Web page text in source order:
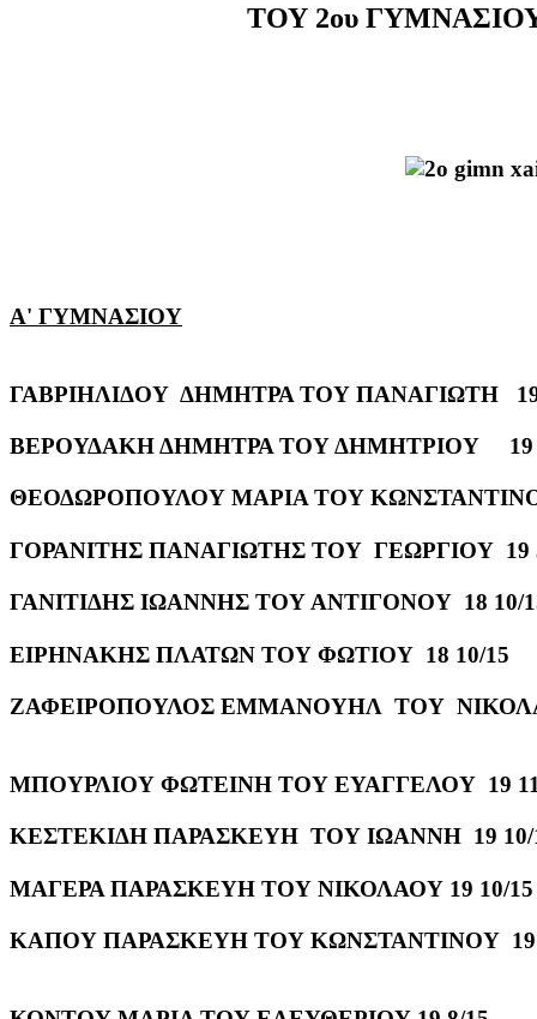
ΤΟΥ 2ου
Α' ΓΥΜΝΑΣΙΟΥ
ΓΑΒΡΙΗΛΙΔΟΥ ΔΗΜΗΤΡΑ ΤΟΥ ΠΑΝΑΓΙΩΤΗ 19
ΒΕΡΟΥΔΑΚΗ ΔΗΜΗΤΡΑ ΤΟΥ ΔΗΜΗΤΡΙΟΥ 19
ΘΕΟΔΩΡΟΠΟΥΛΟΥ ΜΑΡΙΑ ΤΟΥ
ΓΟΡΑΝΙΤΗΣ ΠΑΝΑΓΙΩΤΗΣ ΤΟΥ ΓΕΩΡΓΙΟΥ 19
ΓΑΝΙΤΙΔΗΣ ΙΩΑΝΝΗΣ ΤΟΥ ΑΝΤΙΓΟΝΟΥ 18 10/
ΕΙΡΗΝΑΚΗΣ ΠΛΑΤΩΝ ΤΟΥ ΦΩΤΙΟΥ 18 10/15
ΖΑΦΕΙΡΟΠΟΥΛΟΣ ΕΜΜΑΝΟΥΗΛ ΤΟΥ
ΜΠΟΥΡΛΙΟΥ ΦΩΤΕΙΝΗ ΤΟΥ ΕΥΑΓΓΕΛΟΥ 19
ΚΕΣΤΕΚΙΔΗ ΠΑΡΑΣΚΕΥΗ ΤΟΥ ΙΩΑΝΝΗ 19 10/
ΜΑΓΕΡΑ ΠΑΡΑΣΚΕΥΗ ΤΟΥ ΝΙΚΟΛΑΟΥ 19 10/15
ΚΑΠΟΥ ΠΑΡΑΣΚΕΥΗ ΤΟΥ ΚΩΝΣΤΑΝΤΙΝΟΥ 19